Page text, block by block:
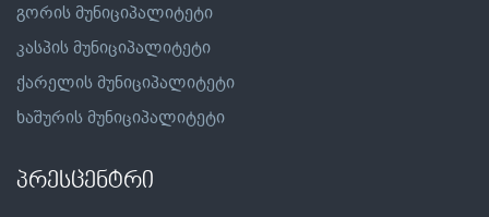
გორის მუნიციპალიტეტი
კასპის მუნიციპალიტეტი
ქარელის მუნიციპალიტეტი
ხაშურის მუნიციპალიტეტი
პრესცენტრი